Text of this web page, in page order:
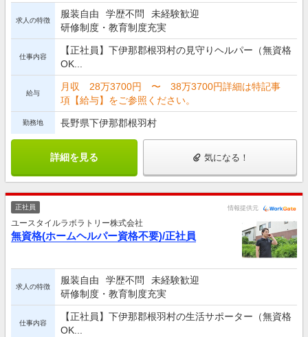
求人の特徴
服装自由 学歴不問
未経験歓迎
研修制度・教育制度充実
仕事内容
【正社員】下伊那郡根羽村の見守りヘルパー（無資格
OK...
給与
月収 28万3700円 〜 38万3700円詳細は特記事
項【給与】をご参照ください。
勤務地 長野県下伊那郡根羽村
詳細を見る 気になる！
正社員 情報提供元
ユースタイルラボラトリー株式会社
無資格(ホームヘルパー資格不要)/正社員
求人の特徴
服装自由 学歴不問
未経験歓迎
研修制度・教育制度充実
仕事内容
【正社員】下伊那郡根羽村の生活サポーター（無資格
OK...